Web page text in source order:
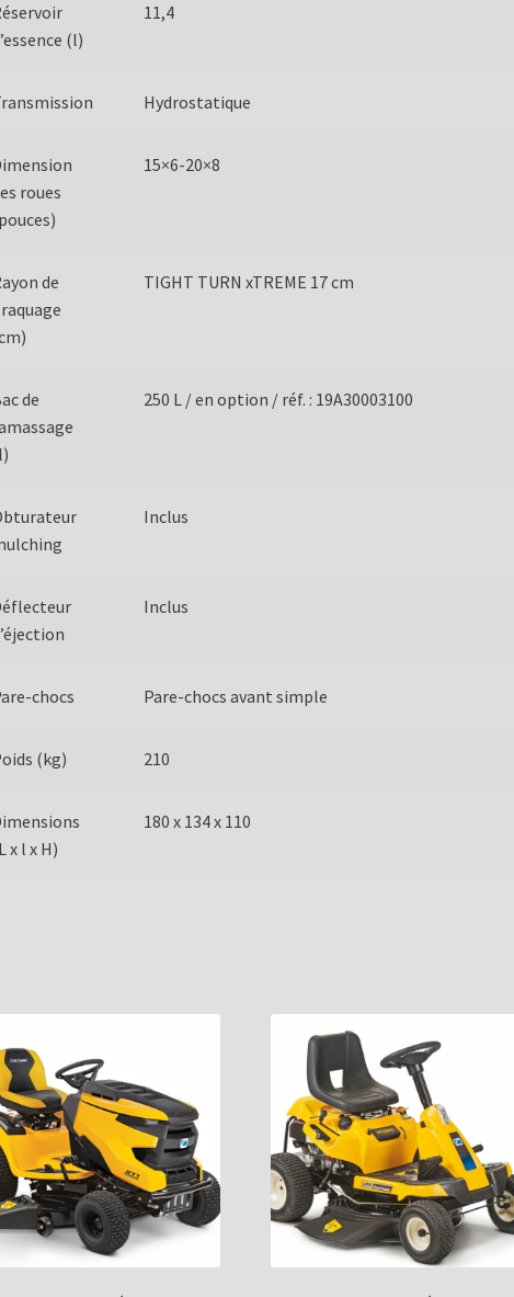
(l)
11,4
Hydrostatique
roues
15×6-20×8
de
TIGHT TURN xTREME 17 cm
de
250 L / en option / réf. : 19A30003100
Inclus
Inclus
chocs Pare-chocs avant simple
(kg) 210
x l x H)
180 x 134 x 110